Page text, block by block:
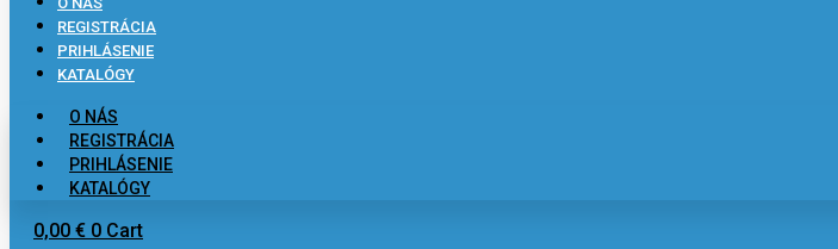
REGISTRÁCIA
PRIHLÁSENIE
KATALÓGY
O NÁS
REGISTRÁCIA
PRIHLÁSENIE
KATALÓGY
0,00 € 0 Cart